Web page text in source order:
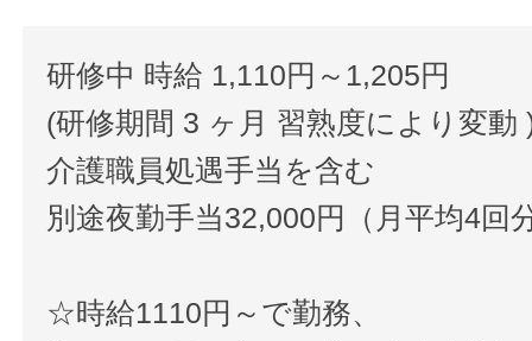
研修中 時給 1,110円～1,205円
(研修期間 3 ヶ月 習熟度により変動
介護職員処遇手当を含む
別途夜勤手当32,000円（月平均4回
☆時給1110円～で勤務、